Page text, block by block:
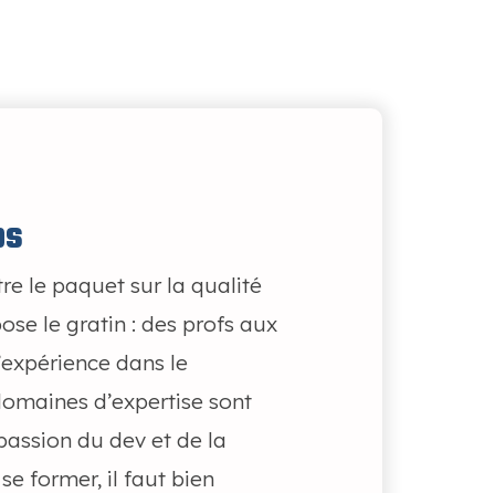
le paquet sur la qualité
le gratin : des profs aux
dans le
d’expertise sont
du dev et de la
former, il faut bien